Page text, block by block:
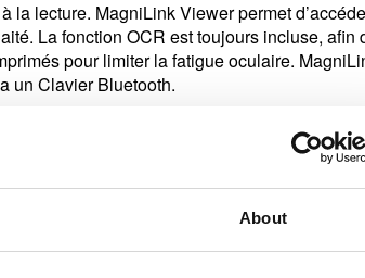
About
la lecture. MagniLink Viewer permet
La fonction OCR est toujours incluse, afin
pour limiter la fatigue oculaire.
un Clavier Bluetooth.
et complet pour la plupart des
ceux qui ont besoin ou souhaitent se